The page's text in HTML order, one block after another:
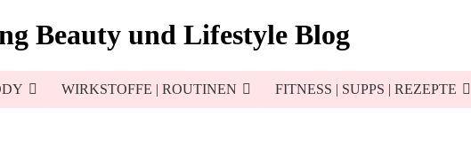
Beauty und Lifestyle Blog
WIRKSTOFFE | ROUTINEN FITNESS | SUPPS | REZEPTE